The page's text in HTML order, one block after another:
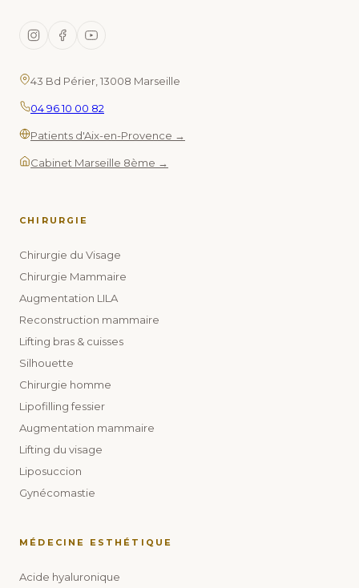
43 Bd Périer, 13008 Marseille
04 96 10 00 82
Patients d'Aix-en-Provence →
Cabinet Marseille 8ème →
CHIRURGIE
Chirurgie du Visage
Chirurgie Mammaire
Augmentation LILA
Reconstruction mammaire
Lifting bras & cuisses
Silhouette
Chirurgie homme
Lipofilling fessier
Augmentation mammaire
Lifting du visage
Liposuccion
Gynécomastie
MÉDECINE ESTHÉTIQUE
Acide hyaluronique